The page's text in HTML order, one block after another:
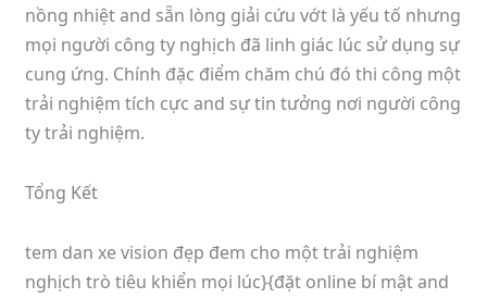
nồng nhiệt and sẵn lòng giải cứu vớt là yếu tố nhưng
mọi người công ty nghịch đã linh giác lúc sử dụng sự
cung ứng. Chính đặc điểm chăm chú đó thi công một
trải nghiệm tích cực and sự tin tưởng nơi người công
ty trải nghiệm.
Tổng Kết
tem dan xe vision đẹp đem cho một trải nghiệm
nghịch trò tiêu khiển mọi lúc}{đặt online bí mật and